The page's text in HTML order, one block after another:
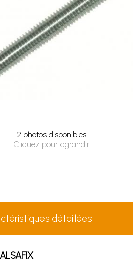
2 photos disponibles
Cliquez pour agrandir
détaillées